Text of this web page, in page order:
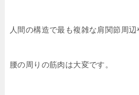
人間の構造で最も複雑な肩関節周辺
腰の周りの筋肉は大変です。